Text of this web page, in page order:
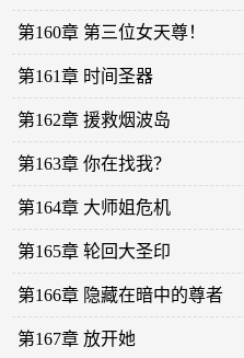
第160章 第三位女天尊！
第161章 时间圣器
第162章 援救烟波岛
第163章 你在找我？
第164章 大师姐危机
第165章 轮回大圣印
第166章 隐藏在暗中的尊者
第167章 放开她